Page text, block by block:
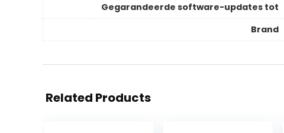
Gegarandeerde software-updates tot
Brand
Related Products